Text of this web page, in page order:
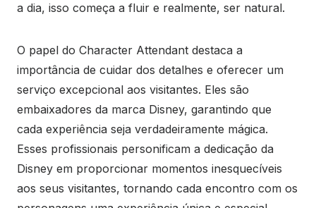
a dia, isso começa a fluir e realmente, ser natural.
O papel do Character Attendant destaca a
importância de cuidar dos detalhes e oferecer um
serviço excepcional aos visitantes. Eles são
embaixadores da marca Disney, garantindo que
cada experiência seja verdadeiramente mágica.
Esses profissionais personificam a dedicação da
Disney em proporcionar momentos inesquecíveis
aos seus visitantes, tornando cada encontro com os